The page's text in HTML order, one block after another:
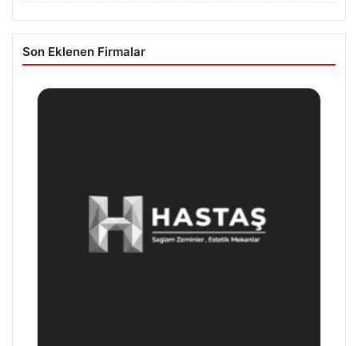
Son Eklenen Firmalar